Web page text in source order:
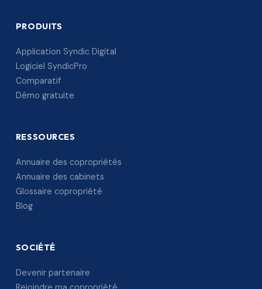
PRODUITS
Application Syndic Digital
Logiciel SyndicPro
Comparatif
Démo gratuite
RESSOURCES
Annuaire des copropriétés
Annuaire des cabinets
Glossaire copropriété
Blog
SOCIÉTÉ
Devenir partenaire